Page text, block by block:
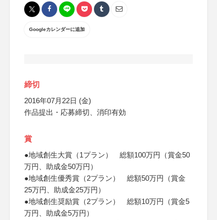
Googleカレンダーに追加
締切
2016年07月22日 (金)
作品提出・応募締切、消印有効
賞
●地域創生大賞（1プラン） 総額100万円（賞金50
万円、助成金50万円）
●地域創生優秀賞（2プラン） 総額50万円（賞金
25万円、助成金25万円）
●地域創生奨励賞（2プラン） 総額10万円（賞金5
万円、助成金5万円）